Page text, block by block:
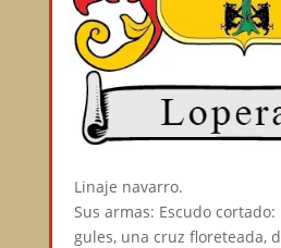
Linaje navarro.⠀
Sus armas: Escudo
gules, una cruz floreteada,